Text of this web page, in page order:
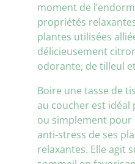
moment de
propriétés
plantes utilisées
délicieusement
odorante, de tilleul
Boire une tasse de
au coucher est
ou simplement
anti-stress de ses
relaxantes. Elle agit